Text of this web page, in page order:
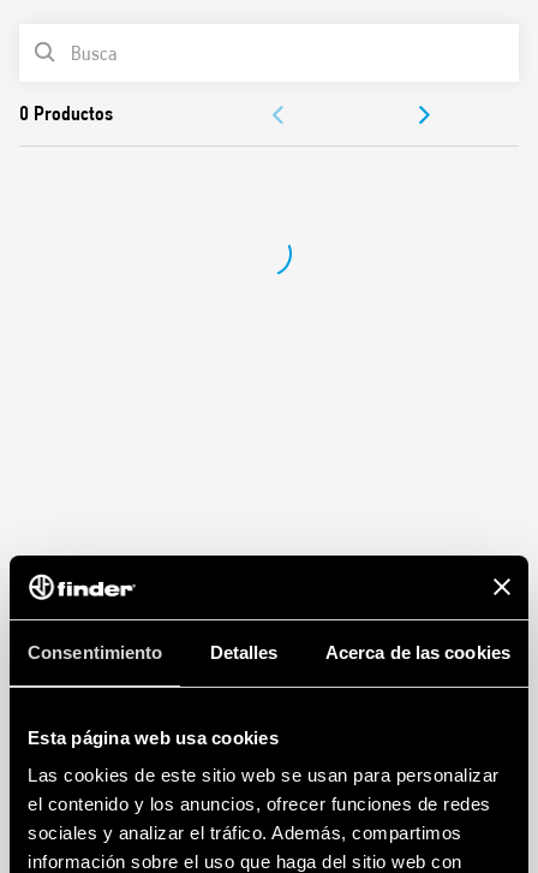
Consentimiento Detalles Acerca de las cookies
Esta página web usa cookies
Las cookies de este sitio web se usan para personalizar
el contenido y los anuncios, ofrecer funciones de redes
sociales y analizar el tráfico. Además, compartimos
información sobre el uso que haga del sitio web con
Contactos libres de cadmio
LISTA DE PRODUCTOS
APROBACIONES